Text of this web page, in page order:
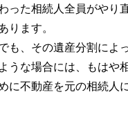
った相続人全員がや
ります。
も、その遺産分割によ
うな場合には、もはや
に不動産を元の相続人